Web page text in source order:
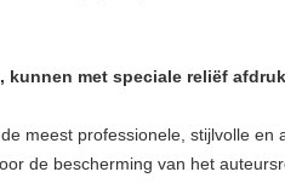
met speciale reliëf
meest professionele, stijlvolle
de bescherming van het